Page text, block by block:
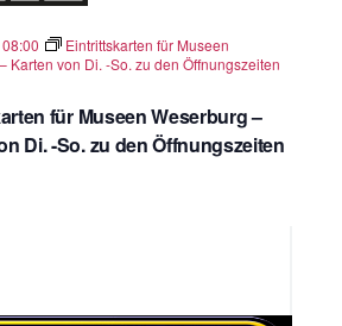
für Museen Weserburg –
Di. -So. zu den Öffnungszeiten
Eintrittskarten für Museen
Karten von Di. -So. zu den Öffnungszeiten